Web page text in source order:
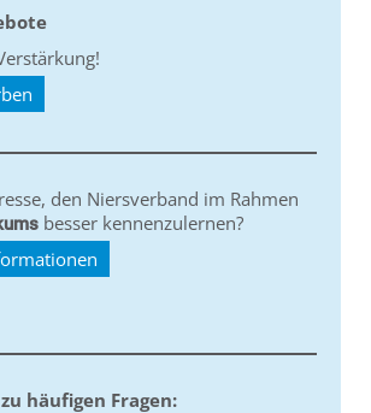
den Niersverband im Rahmen
besser kennenzulernen?
häufigen Fragen: